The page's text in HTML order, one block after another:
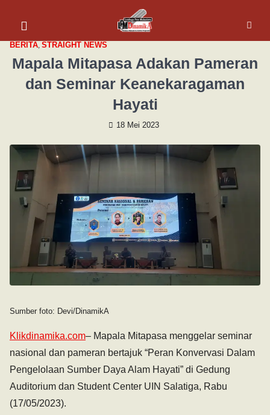
BERITA, STRAIGHT NEWS
Mapala Mitapasa Adakan Pameran
dan Seminar Keanekaragaman
Hayati
18 Mei 2023
Sumber foto: Devi/DinamikA
Klikdinamika.com– Mapala Mitapasa menggelar seminar
nasional dan pameran bertajuk “Peran Konvervasi Dalam
Pengelolaan Sumber Daya Alam Hayati” di Gedung
Auditorium dan Student Center UIN Salatiga, Rabu
(17/05/2023).